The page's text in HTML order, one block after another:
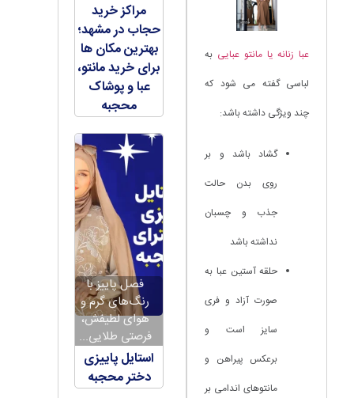
عبا زنانه یا مانتو عبایی به
لباسی گفته می شود که
چند ویژگی داشته باشد:
گشاد باشد و بر
روی بدن حالت
جذب و چسبان
نداشته باشد
حلقه آستین عبا به
صورت آزاد و فری
سایز است و
برعکس پیراهن و
مانتوهای اندامی بر
مراکز خرید
حجاب در مشهد؛
بهترین مکان ها
برای خرید مانتو،
عبا و پوشاک
محجبه
فصل پاییز با
رنگ‌های گرم و
هوای لطیفش،
فرصتی طلایی...
استایل پاییزی
دختر محجبه